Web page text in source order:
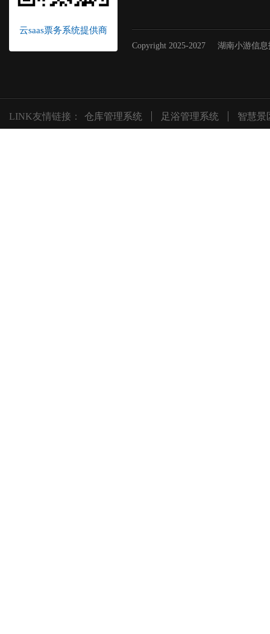
云saas票务系统提供商
Copyright 2025-2027 湖南小游信
LINK友情链接： 仓库管理系统 足浴管理系统 智慧景